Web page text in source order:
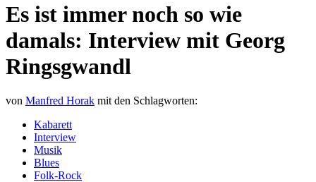
Es ist immer noch so wie
damals: Interview mit Georg
Ringsgwandl
von Manfred Horak mit den Schlagworten:
Kabarett
Interview
Musik
Blues
Folk-Rock